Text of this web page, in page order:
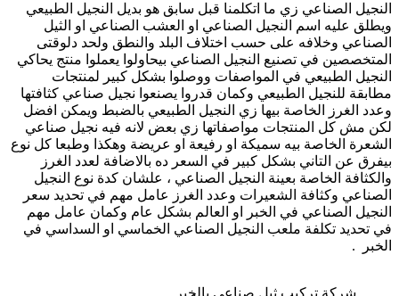
النجيل الصناعي زي ما اتكلمنا قبل سابق هو بديل النجيل الطبيعي
ويطلق عليه اسم النجيل الصناعي او العشب الصناعي او الثيل
الصناعي وخلافه على حسب اختلاف البلد والنطق ولحد دلوقتى
المتخصصين في تصنيع النجيل الصناعي بيحاولوا يعملوا منتج يحاكي
النجيل الطبيعي في المواصفات ووصلوا بشكل كبير لمنتجات
مطابقة للنجيل الطبيعي وكمان قدروا يصنعوا نجيل صناعي كثافتها
وعدد الغرز الخاصة بيها زي النجيل الطبيعي بالضبط ويمكن افضل
لكن مش كل المنتجات مواصفاتها زي بعض لانه فيه نجيل صناعي
الشعرة الخاصة بيه سميكة او رفيعة او عريضة وهكذا وطبعا كل نوع
بيفرق عن التاني بشكل كبير في السعر ده بالاضافة لعدد الغرز
والكثافة الخاصة بعينة النجيل الصناعي ، علشان كدة نوع النجيل
الصناعي وكثافة الشعيرات وعدد الغرز عامل مهم في تحديد سعر
النجيل الصناعي في الخبر او العالم بشكل عام وكمان عامل مهم
في تحديد تكلفة ملعب النجيل الصناعي الخماسي او السداسي في
الخبر .
شركة تركيب ثيل صناعي بالخبر